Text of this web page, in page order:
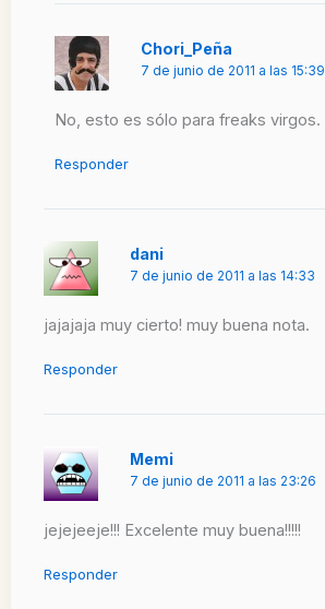
Chori_Peña
7 de junio de 2011 a las 15:39
No, esto es sólo para freaks virgos.
Responder
dani
7 de junio de 2011 a las 14:33
jajajaja muy cierto! muy buena nota.
Responder
Memi
7 de junio de 2011 a las 23:26
jejejeeje!!! Excelente muy buena!!!!!
Responder